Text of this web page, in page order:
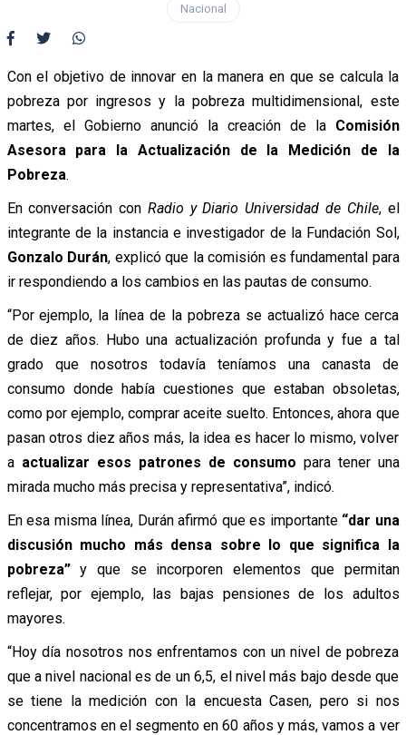
Nacional
Con el objetivo de innovar en la manera en que se calcula la
pobreza por ingresos y la pobreza multidimensional, este
martes, el Gobierno anunció la creación de la Comisión
Asesora para la Actualización de la Medición de la
Pobreza.
En conversación con Radio y Diario Universidad de Chile, el
integrante de la instancia e investigador de la Fundación Sol,
Gonzalo Durán, explicó que la comisión es fundamental para
ir respondiendo a los cambios en las pautas de consumo.
“Por ejemplo, la línea de la pobreza se actualizó hace cerca
de diez años. Hubo una actualización profunda y fue a tal
grado que nosotros todavía teníamos una canasta de
consumo donde había cuestiones que estaban obsoletas,
como por ejemplo, comprar aceite suelto. Entonces, ahora que
pasan otros diez años más, la idea es hacer lo mismo, volver
a actualizar esos patrones de consumo para tener una
mirada mucho más precisa y representativa”, indicó.
En esa misma línea, Durán afirmó que es importante“dar una
discusión mucho más densa sobre lo que significa la
pobreza”y que se incorporen elementos que permitan
reflejar, por ejemplo, las bajas pensiones de los adultos
mayores.
“Hoy día nosotros nos enfrentamos con un nivel de pobreza
que a nivel nacional es de un 6,5, el nivel más bajo desde que
se tiene la medición con la encuesta Casen, pero si nos
concentramos en el segmento en 60 años y más, vamos a ver